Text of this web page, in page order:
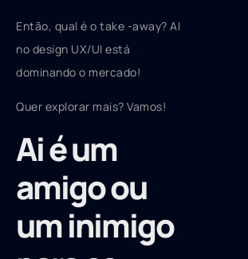
Então, qual é o take -away? AI
no design UX/UI está
dominando o mercado!
Quer explorar mais? Vamos!
Ai é um
amigo ou
um inimigo